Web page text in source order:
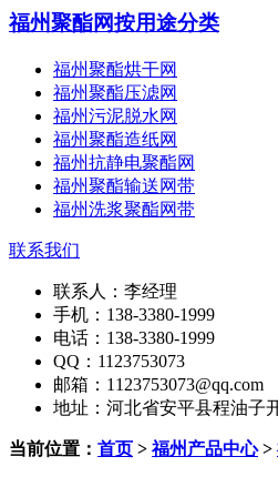
福州聚酯网按用途分类
福州聚酯烘干网
福州聚酯压滤网
福州污泥脱水网
福州聚酯造纸网
福州抗静电聚酯网
福州聚酯输送网带
福州洗浆聚酯网带
联系我们
联系人：李经理
手机：138-3380-1999
电话：138-3380-1999
QQ：1123753073
邮箱：1123753073@qq.com
地址：河北省安平县程油子
当前位置： 首页 >福州产品中心>